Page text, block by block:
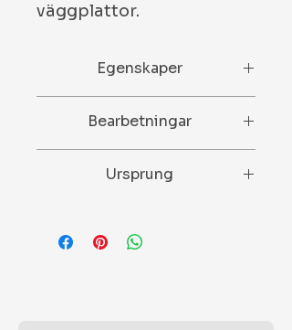
väggplattor.
Egenskaper
Bearbetningar
Ursprung